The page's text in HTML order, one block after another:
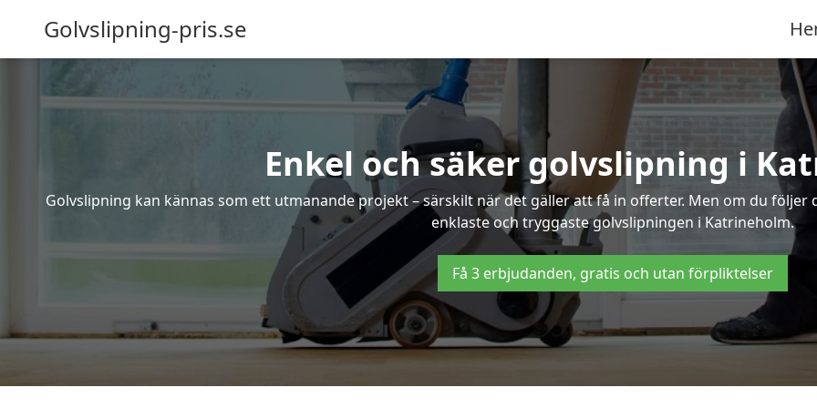
Golvslipning-pris.se
Enkel och säker golvslipning i
Golvslipning kan kännas som ett utmanande projekt – särskilt när det gäller att få in offerter. Men om du
enklaste och tryggaste golvslipningen i Katrineholm.
Få 3 erbjudanden, gratis och utan förpliktelser